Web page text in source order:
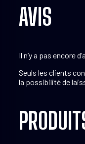
AVIS
Il n’y a pas encore
Seuls les clients
la possibilité de